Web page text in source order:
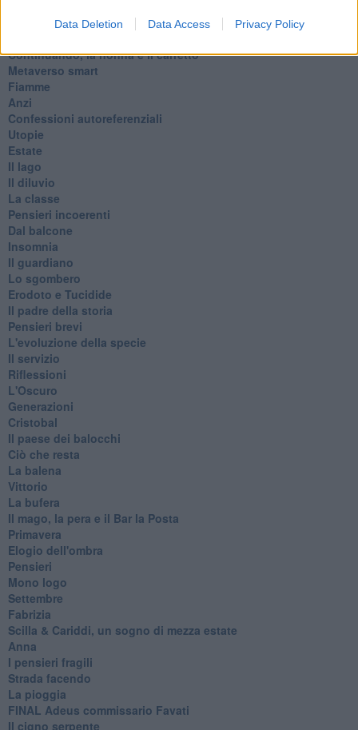
Data Deletion Data Access Privacy Policy
Continuando, la nonna e il carretto
Metaverso smart
Fiamme
Anzi
Confessioni autoreferenziali
Utopie
Estate
Il lago
Il diluvio
La classe
Pensieri incoerenti
Dal balcone
Insomnia
Il guardiano
Lo sgombero
Erodoto e Tucidide
Il padre della storia
Pensieri brevi
L'evoluzione della specie
Il servizio
Riflessioni
L'Oscuro
Generazioni
Cristobal
Il paese dei balocchi
Ciò che resta
La balena
Vittorio
La bufera
Il mago, la pera e il Bar la Posta
Primavera
Elogio dell'ombra
Pensieri
Mono logo
Settembre
Fabrizia
​Scilla & Cariddi, un sogno di mezza estate
Anna
I pensieri fragili
Strada facendo
La pioggia
FINAL Adeus commissario Favati
Il cigno serpente